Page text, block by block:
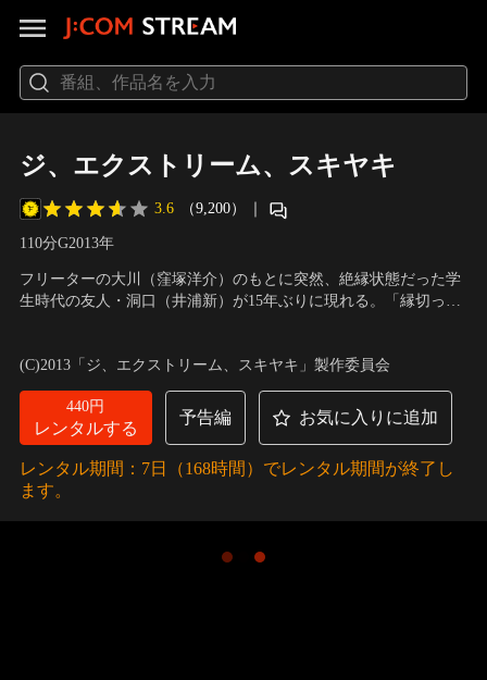
ジ、エクストリーム、スキヤキ
3.6 （9,200） ｜
110分G2013年
フリーターの大川（窪塚洋介）のもとに突然、絶縁状態だった学
生時代の友人・洞口（井浦新）が15年ぶりに現れる。「縁切った
楓（倉科カナ）と、洞口の昔の恋人だった（？）京子（市川実日
子）を巻き込み、海へ行くことに。
(C)2013「ジ、エクストリーム、スキヤキ」製作委員会
440円
レンタルする
予告編 お気に入りに追加
レンタル期間：7日（168時間）でレンタル期間が終了し
ます。